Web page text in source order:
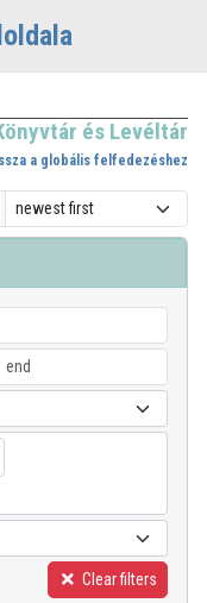
és Levéltár
a globális felfedezéshez
Clear filters